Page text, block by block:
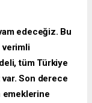
edeceğiz. Bu
verimli
tüm Türkiye
Son derece
emeklerine